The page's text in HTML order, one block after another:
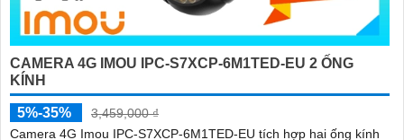
CAMERA 4G IMOU IPC-S7XCP-6M1TED-EU 2 ỐNG
KÍNH
5%-35%
3,459,000 ₫
Camera 4G Imou IPC-S7XCP-6M1TED-EU tích hợp hai ống kính